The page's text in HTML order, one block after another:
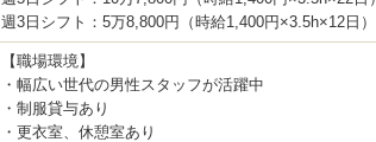
週3日シフト：5万8,800円（時給1,400円×3.5h×12日）
【職場環境】
・幅広い世代の男性スタッフが活躍中
・制服貸与あり
・更衣室、休憩室あり